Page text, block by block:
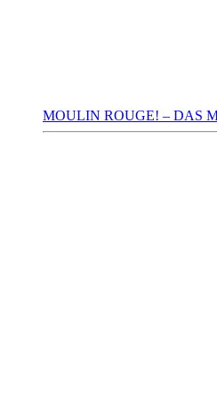
MOULIN ROUGE! – DAS